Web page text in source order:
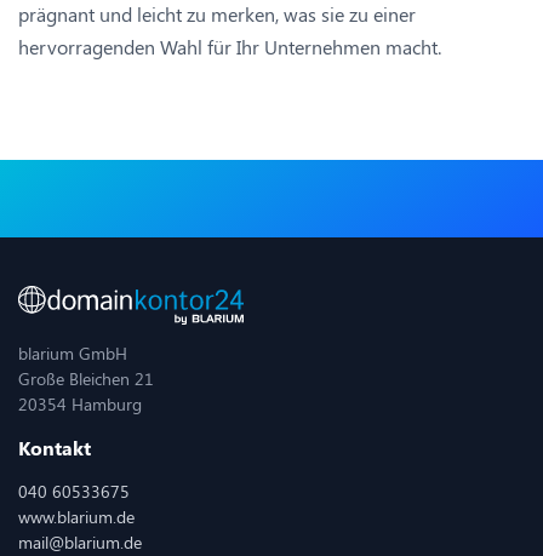
prägnant und leicht zu merken, was sie zu einer
hervorragenden Wahl für Ihr Unternehmen macht.
blarium GmbH
Große Bleichen 21
20354 Hamburg
Kontakt
040 60533675
www.blarium.de
mail@blarium.de